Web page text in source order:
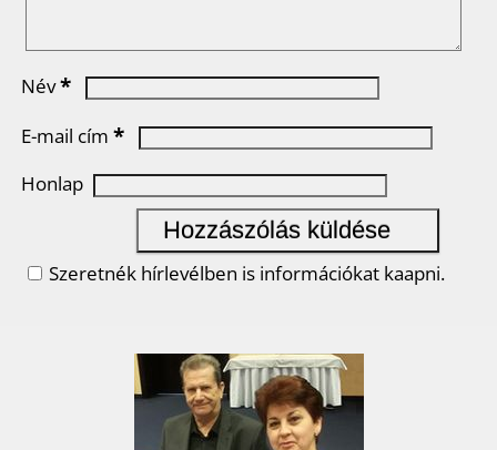
Név*
E-mail cím *
Honlap
Szeretnék hírlevélben is információkat kaapni.